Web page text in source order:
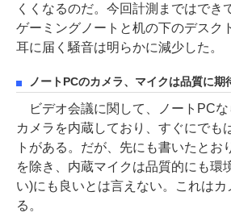
くくなるのだ。今回計測まではでき
ゲーミングノートと机の下のデスク
耳に届く騒音は明らかに減少した。
ノートPCのカメラ、マイクは品質に期
ビデオ会議に関して、ノートPCな
カメラを内蔵しており、すぐにでも
トがある。だが、先にも書いたとお
を除き、内蔵マイクは品質的にも環
い)にも良いとは言えない。これはカ
る。